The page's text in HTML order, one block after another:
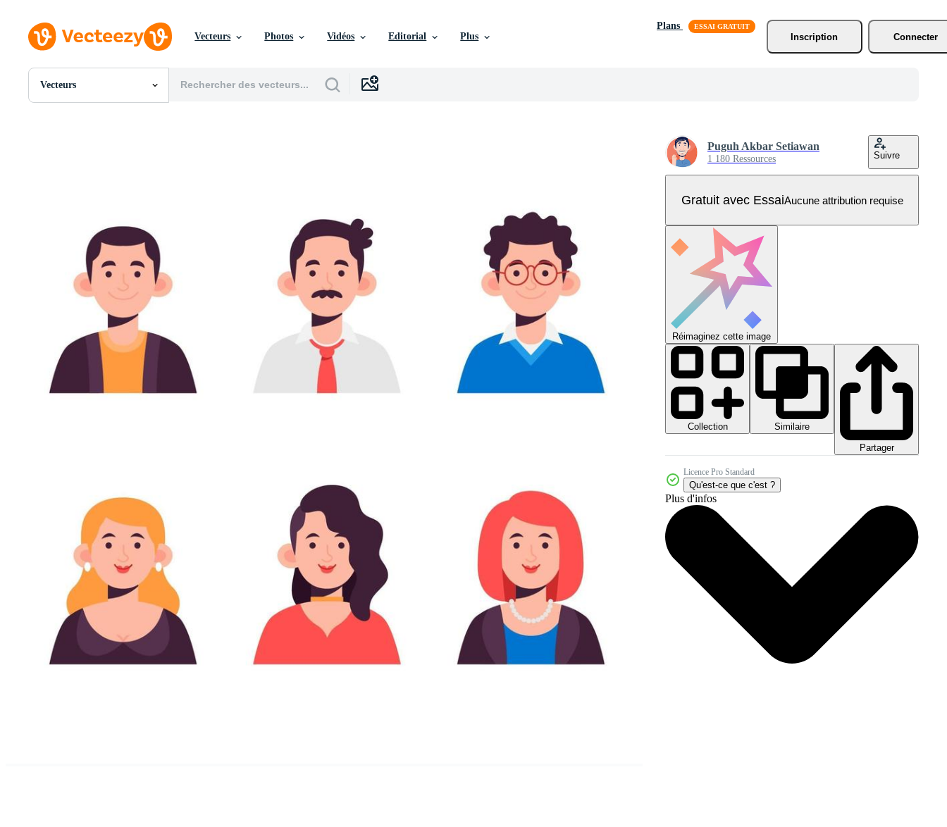
Vecteurs Photos Vidéos Editorial Plus
Plans
Inscription
Connecter
Vecteurs
Toutes Images
Images Éditoriales
Événements Éditoriaux
Puguh Akbar Setiawan
1 180 Ressources Suivre
Gratuit avec EssaiAucune attribution requise
Réimaginez cette image
Collection
Similaire
Partager
Licence Pro Standard
Qu'est-ce que c'est ?
Plus d'infos